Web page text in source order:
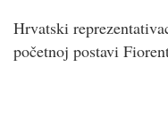
Hrvatski
početnoj postavi